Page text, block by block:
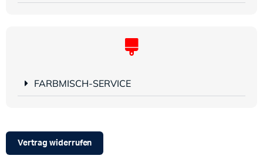
FARBMISCH-SERVICE
Vertrag widerrufen